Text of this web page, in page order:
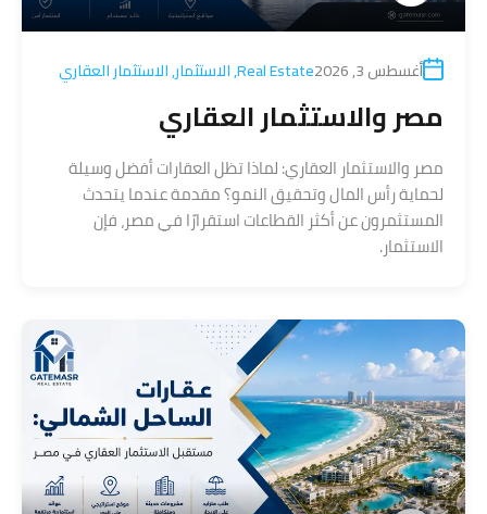
أغسطس 3, 2026 Real Estate
,الاستثمار,الاستثمار العقاري
مصر والاستثمار العقاري
مصر والاستثمار العقاري: لماذا تظل العقارات أفضل وسيلة
لحماية رأس المال وتحقيق النمو؟ مقدمة عندما يتحدث
المستثمرون عن أكثر القطاعات استقرارًا في مصر، فإن
الاستثمار.